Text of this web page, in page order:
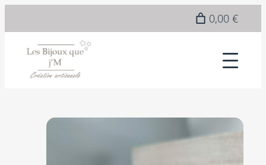
0,00 €